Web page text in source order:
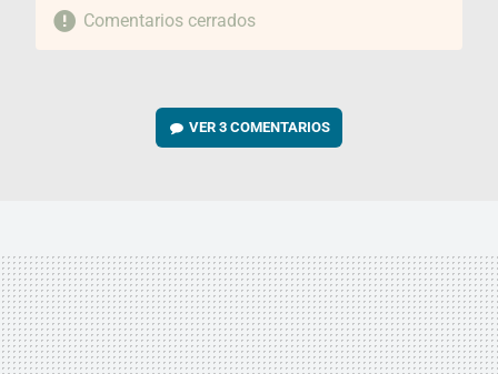
Comentarios cerrados
VER3 COMENTARIOS